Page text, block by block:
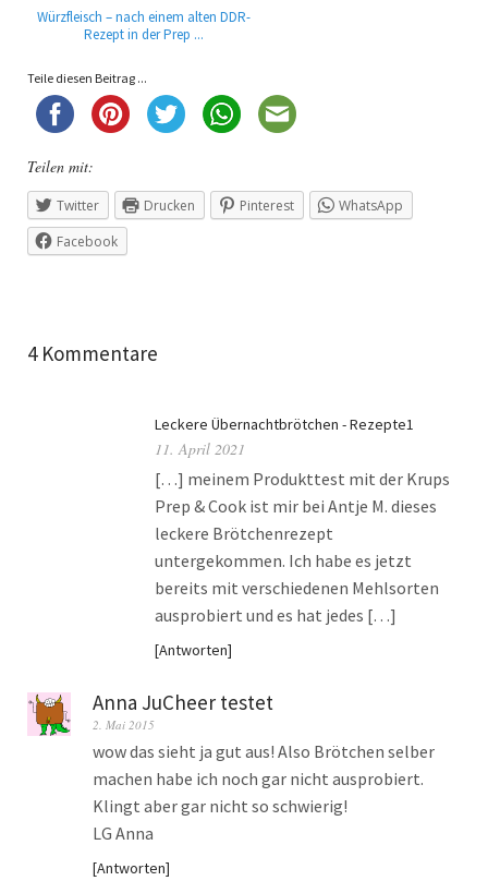
Würzfleisch – nach einem alten DDR-
Rezept in der Prep ...
Teile diesen Beitrag ...
Teilen mit:
Twitter Drucken Pinterest
WhatsApp
Facebook
4 Kommentare
Leckere Übernachtbrötchen - Rezepte1
11. April 2021
[…] meinem Produkttest mit der Krups
Prep & Cook ist mir bei Antje M. dieses
leckere Brötchenrezept
untergekommen. Ich habe es jetzt
bereits mit verschiedenen Mehlsorten
ausprobiert und es hat jedes […]
Antworten
Anna JuCheer testet
2. Mai 2015
wow das sieht ja gut aus! Also Brötchen selber
machen habe ich noch gar nicht ausprobiert.
Klingt aber gar nicht so schwierig!
LG Anna
Antworten